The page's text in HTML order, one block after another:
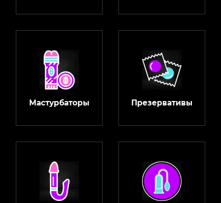
Мастурбаторы Презервативы